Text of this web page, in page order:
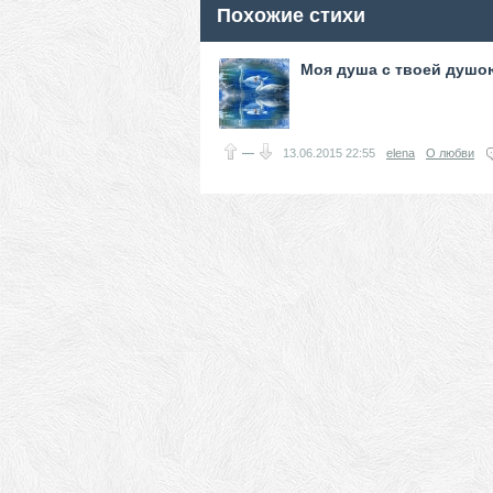
Похожие стихи
Моя душа с твоей
— 13.06.2015 22:55 elena О любви